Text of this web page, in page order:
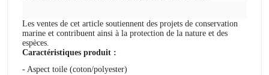
Les ventes de cet article soutiennent des projets de conservation
marine et contribuent ainsi à la protection de la nature et des
espèces.
Caractéristiques produit :
- Aspect toile (coton/polyester)